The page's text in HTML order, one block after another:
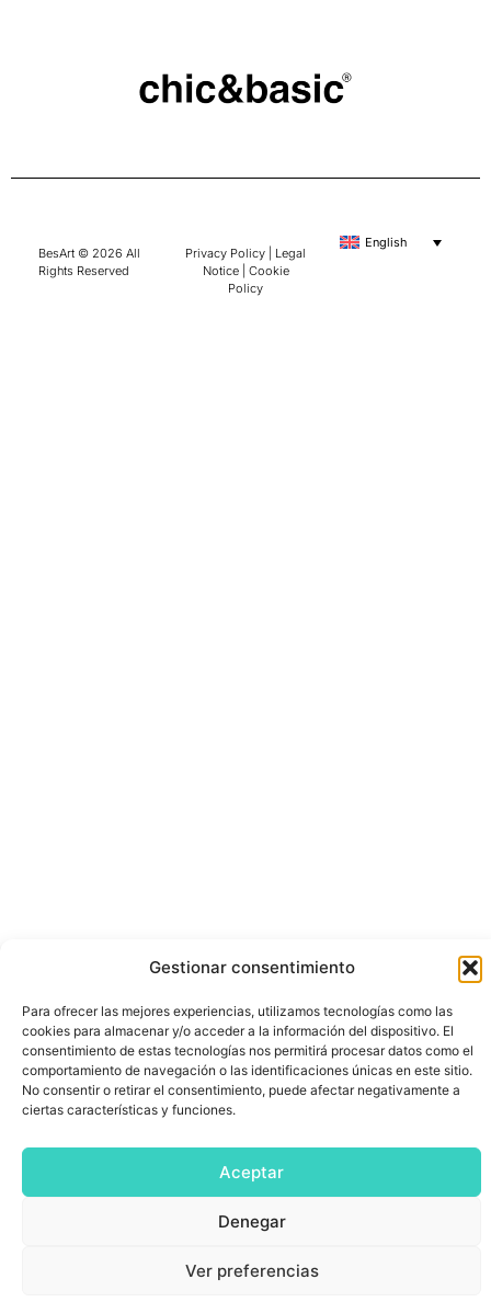
Gestionar consentimiento
Para ofrecer las mejores experiencias, utilizamos tecnologías como las
cookies para almacenar y/o acceder a la información del dispositivo. El
consentimiento de estas tecnologías nos permitirá procesar datos como el
comportamiento de navegación o las identificaciones únicas en este sitio.
No consentir o retirar el consentimiento, puede afectar negativamente a
ciertas características y funciones.
Aceptar
Denegar
Ver preferencias
BesArt © 2026 All
Rights Reserved
Privacy Policy
Legal
Notice| Cookie
Policy
English